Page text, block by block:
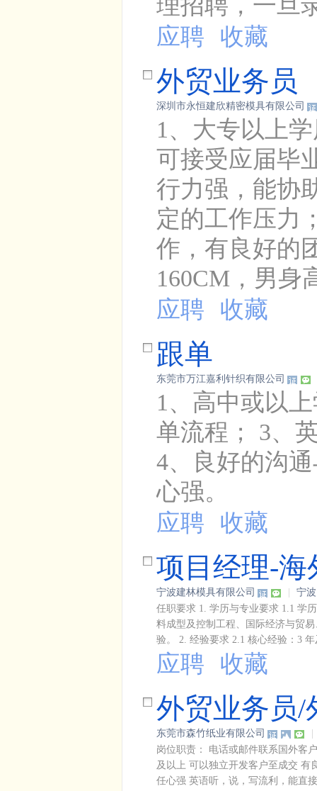
理招聘，一旦
应聘
收藏
外贸业务员
深圳市永恒建欣精密模具有限公司
1、大专以上
可接受应届毕
行力强，能协
定的工作压力
作，有良好的
160CM，男身
应聘
收藏
跟单
东莞市万江嘉利针织有限公司
1、高中或以
单流程； 3、
4、良好的沟
心强。
应聘
收藏
项目经理-海
宁波建林模具有限公司
宁波
任职要求 1. 学历与专业要求 1.1 学
料成型及控制工程、国际经济与贸
验。 2. 经验要求 2.1 核心经验：3
应聘 收藏
外贸业务员/
东莞市森竹纸业有限公司
岗位职责： 电话或邮件联系国外客
及以上 可以独立开发客户至成交 有
任心强 英语听，说，写流利，能直